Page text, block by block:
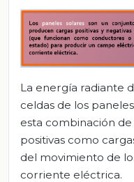
La energía radiante
celdas de los
esta combinación
positivas como
del movimiento de
corriente eléctrica.